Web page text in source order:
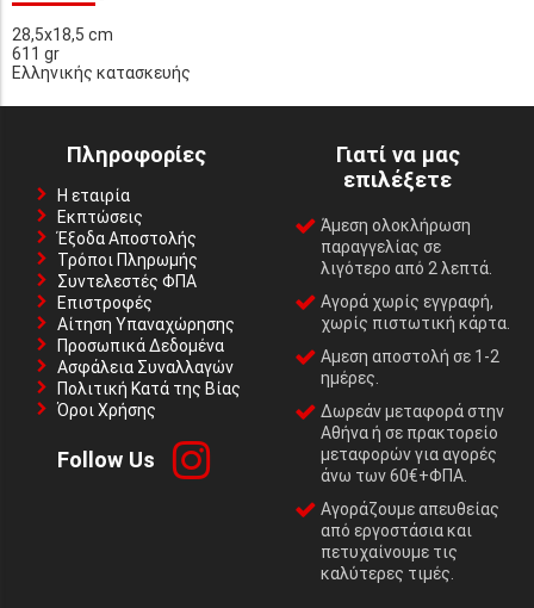
28,5x18,5 cm
611 gr
Ελληνικής κατασκευής
Πληροφορίες
Η εταιρία
Εκπτώσεις
Έξοδα Αποστολής
Τρόποι Πληρωμής
Συντελεστές ΦΠΑ
Επιστροφές
Αίτηση Υπαναχώρησης
Προσωπικά Δεδομένα
Ασφάλεια Συναλλαγών
Πολιτική Κατά της Βίας
Όροι Χρήσης
Follow Us
Γιατί να μας
επιλέξετε
Άμεση ολοκλήρωση
παραγγελίας σε
λιγότερο από 2 λεπτά.
Αγορά χωρίς εγγραφή,
χωρίς πιστωτική κάρτα.
Αμεση αποστολή σε 1-2
ημέρες.
Δωρεάν μεταφορά στην
Αθήνα ή σε πρακτορείο
μεταφορών για αγορές
άνω των 60€+ΦΠΑ.
Αγοράζουμε απευθείας
από εργοστάσια και
πετυχαίνουμε τις
καλύτερες τιμές.